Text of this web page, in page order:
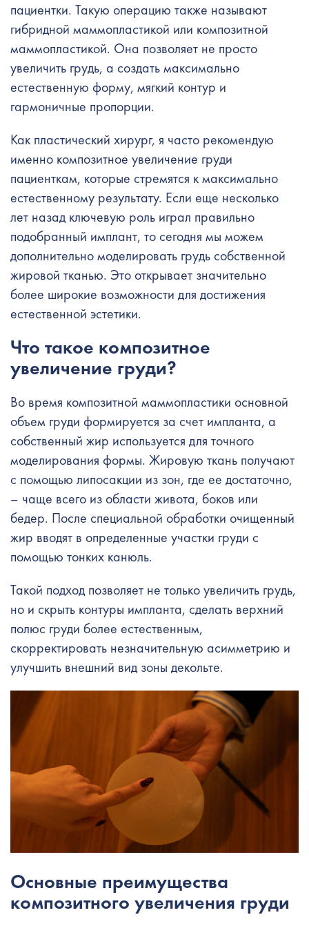
пациентки. Такую операцию также называют
гибридной маммопластикой или композитной
маммопластикой. Она позволяет не просто
увеличить грудь, а создать максимально
естественную форму, мягкий контур и
гармоничные пропорции.
Как пластический хирург, я часто рекомендую
именно композитное увеличение груди
пациенткам, которые стремятся к максимально
естественному результату. Если еще несколько
лет назад ключевую роль играл правильно
подобранный имплант, то сегодня мы можем
дополнительно моделировать грудь собственной
жировой тканью. Это открывает значительно
более широкие возможности для достижения
естественной эстетики.
Что такое композитное
увеличение груди?
Во время композитной маммопластики основной
объем груди формируется за счет импланта, а
собственный жир используется для точного
моделирования формы. Жировую ткань получают
с помощью липосакции из зон, где ее достаточно,
– чаще всего из области живота, боков или
бедер. После специальной обработки очищенный
жир вводят в определенные участки груди с
помощью тонких канюль.
Такой подход позволяет не только увеличить грудь,
но и скрыть контуры импланта, сделать верхний
полюс груди более естественным,
скорректировать незначительную асимметрию и
улучшить внешний вид зоны декольте.
Основные преимущества
композитного увеличения груди